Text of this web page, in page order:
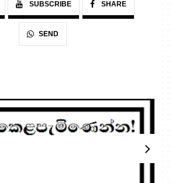
SUBSCRIBE SHARE
SEND